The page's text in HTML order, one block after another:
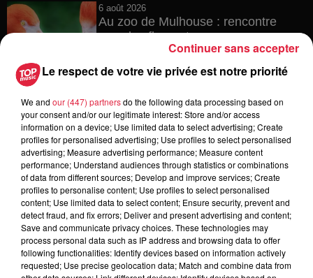
6 août 2026
Au zoo de Mulhouse : rencontre
avec les flamants rouges
6 août 2026
Les dernières infos sur la venue du
pape à Metz en septembre
5 août 2026
Europa-Park : des précisons sur
l’après Euro-Mir
Le respect de votre vie privée est notre priorité
We and our (447) partnersdo the following data processing based on
your consent and/or our legitimate interest: Store and/or access
information on a device; Use limited data to select advertising; Create
profiles for personalised advertising; Use profiles to select personalised
advertising; Measure advertising performance; Measure content
performance; Understand audiences through statistics or combinations
of data from different sources; Develop and improve services; Create
profiles to personalise content; Use profiles to select personalised
content; Use limited data to select content; Ensure security, prevent and
detect fraud, and fix errors; Deliver and present advertising and content;
Save and communicate privacy choices. These technologies may
process personal data such as IP address and browsing data to offer
following functionalities: Identify devices based on information actively
requested; Use precise geolocation data; Match and combine data from
Continuer sans accepter